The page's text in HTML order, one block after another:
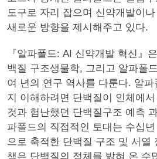
도구로 자리 잡으며 신약개발이
새로운 방향을 제시해주고 있다.
『알파폴드: AI 신약개발 혁신』
백질 구조생물학, 그리고 알파폴
여 년의 연구 역사를 다룬다. 알
지 이해하려면 단백질이 인체에
것과 험난했던 단백질구조 예측
파폴드의 직접적인 토대는 수십
으로 축적한 단백질 구조 및 서열
책은 단백질의 정체를 밝혀 온 수